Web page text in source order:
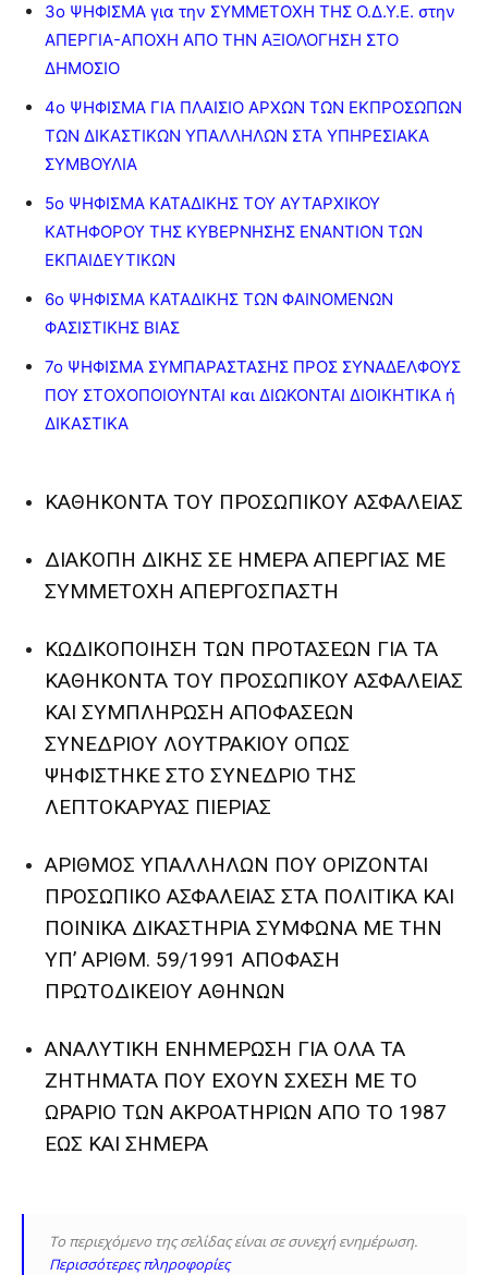
3ο ΨΗΦΙΣΜΑ για την ΣΥΜΜΕΤΟΧΗ ΤΗΣ Ο.Δ.Υ.Ε. στην
ΑΠΕΡΓΙΑ-ΑΠΟΧΗ ΑΠΟ ΤΗΝ ΑΞΙΟΛΟΓΗΣΗ ΣΤΟ
ΔΗΜΟΣΙΟ
4ο ΨΗΦΙΣΜΑ ΓΙΑ ΠΛΑΙΣΙΟ ΑΡΧΩΝ ΤΩΝ ΕΚΠΡΟΣΩΠΩΝ
ΤΩΝ ΔΙΚΑΣΤΙΚΩΝ ΥΠΑΛΛΗΛΩΝ ΣΤΑ ΥΠΗΡΕΣΙΑΚΑ
ΣΥΜΒΟΥΛΙΑ
5ο ΨΗΦΙΣΜΑ ΚΑΤΑΔΙΚΗΣ ΤΟΥ ΑΥΤΑΡΧΙΚΟΥ
ΚΑΤΗΦΟΡΟΥ ΤΗΣ ΚΥΒΕΡΝΗΣΗΣ ΕΝΑΝΤΙΟΝ ΤΩΝ
ΕΚΠΑΙΔΕΥΤΙΚΩΝ
6ο ΨΗΦΙΣΜΑ ΚΑΤΑΔΙΚΗΣ ΤΩΝ ΦΑΙΝΟΜΕΝΩΝ
ΦΑΣΙΣΤΙΚΗΣ ΒΙΑΣ
7ο ΨΗΦΙΣΜΑ ΣΥΜΠΑΡΑΣΤΑΣΗΣ ΠΡΟΣ ΣΥΝΑΔΕΛΦΟΥΣ
ΠΟΥ ΣΤΟΧΟΠΟΙΟΥΝΤΑΙ και ΔΙΩΚΟΝΤΑΙ ΔΙΟΙΚΗΤΙΚΑ ή
ΔΙΚΑΣΤΙΚΑ
ΚΑΘΗΚΟΝΤΑ ΤΟΥ ΠΡΟΣΩΠΙΚΟΥ ΑΣΦΑΛΕΙΑΣ
ΔΙΑΚΟΠΗ ΔΙΚΗΣ ΣΕ ΗΜΕΡΑ ΑΠΕΡΓΙΑΣ ΜΕ
ΣΥΜΜΕΤΟΧΗ ΑΠΕΡΓΟΣΠΑΣΤΗ
ΚΩΔΙΚΟΠΟΙΗΣΗ ΤΩΝ ΠΡΟΤΑΣΕΩΝ ΓΙΑ ΤΑ
ΚΑΘΗΚΟΝΤΑ ΤΟΥ ΠΡΟΣΩΠΙΚΟΥ ΑΣΦΑΛΕΙΑΣ
ΚΑΙ ΣΥΜΠΛΗΡΩΣΗ ΑΠΟΦΑΣΕΩΝ
ΣΥΝΕΔΡΙΟΥ ΛΟΥΤΡΑΚΙΟΥ ΟΠΩΣ
ΨΗΦΙΣΤΗΚΕ ΣΤΟ ΣΥΝΕΔΡΙΟ ΤΗΣ
ΛΕΠΤΟΚΑΡΥΑΣ ΠΙΕΡΙΑΣ
ΑΡΙΘΜΟΣ ΥΠΑΛΛΗΛΩΝ ΠΟΥ ΟΡΙΖΟΝΤΑΙ
ΠΡΟΣΩΠΙΚΟ ΑΣΦΑΛΕΙΑΣ ΣΤΑ ΠΟΛΙΤΙΚΑ ΚΑΙ
ΠΟΙΝΙΚΑ ΔΙΚΑΣΤΗΡΙΑ ΣΥΜΦΩΝΑ ΜΕ ΤΗΝ
ΥΠ’ ΑΡΙΘΜ. 59/1991 ΑΠΟΦΑΣΗ
ΠΡΩΤΟΔΙΚΕΙΟΥ ΑΘΗΝΩΝ
ΑΝΑΛΥΤΙΚΗ ΕΝΗΜΕΡΩΣΗ ΓΙΑ ΟΛΑ ΤΑ
ΖΗΤΗΜΑΤΑ ΠΟΥ ΕΧΟΥΝ ΣΧΕΣΗ ΜΕ ΤΟ
ΩΡΑΡΙΟ ΤΩΝ ΑΚΡΟΑΤΗΡΙΩΝ ΑΠΟ ΤΟ 1987
ΕΩΣ ΚΑΙ ΣΗΜΕΡΑ
Το περιεχόμενο της σελίδας είναι σε συνεχή ενημέρωση.
Περισσότερες πληροφορίες